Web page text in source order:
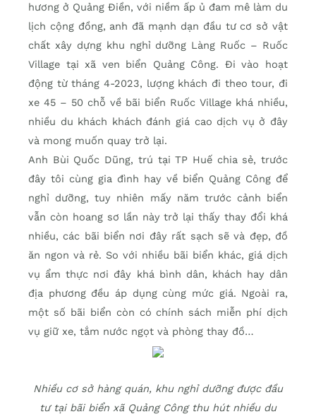
hương ở Quảng Điền, với niềm ấp ủ đam mê làm du
lịch cộng đồng, anh đã mạnh dạn đầu tư cơ sở vật
chất xây dựng khu nghỉ dưỡng Làng Ruốc – Ruốc
Village tại xã ven biển Quảng Công. Đi vào hoạt
động từ tháng 4-2023, lượng khách đi theo tour, đi
xe 45 – 50 chỗ về bãi biển Ruốc Village khá nhiều,
nhiều du khách khách đánh giá cao dịch vụ ở đây
và mong muốn quay trở lại.
Anh Bùi Quốc Dũng, trú tại TP Huế chia sẻ, trước
đây tôi cùng gia đình hay về biển Quảng Công để
nghỉ dưỡng, tuy nhiên mấy năm trước cảnh biển
vẫn còn hoang sơ lần này trở lại thấy thay đổi khá
nhiều, các bãi biển nơi đây rất sạch sẽ và đẹp, đồ
ăn ngon và rẻ. So với nhiều bãi biển khác, giá dịch
vụ ẩm thực nơi đây khá bình dân, khách hay dân
địa phương đều áp dụng cùng mức giá. Ngoài ra,
một số bãi biển còn có chính sách miễn phí dịch
vụ giữ xe, tắm nước ngọt và phòng thay đồ…
Nhiều cơ sở hàng quán, khu nghỉ dưỡng được đầu
tư tại bãi biển xã Quảng Công thu hút nhiều du